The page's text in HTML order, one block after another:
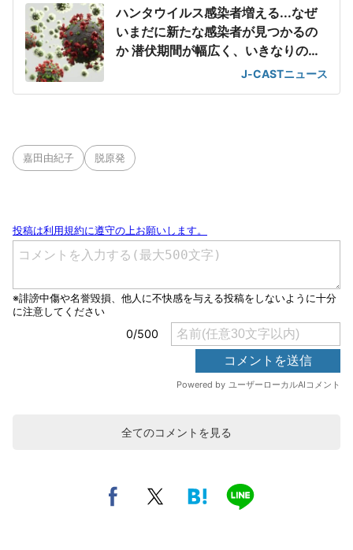
ハンタウイルス感染者増える...なぜ
いまだに新たな感染者が見つかるの
か 潜伏期間が幅広く、いきなりの重
J-CASTニュース
嘉田由紀子 脱原発
全てのコメントを見る